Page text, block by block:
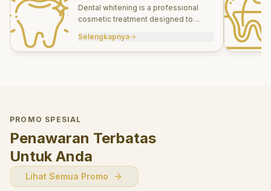
Dental whitening is a professional
cosmetic treatment designed to
effectively.
Selengkapnya
PROMO SPESIAL
Penawaran Terbatas
Untuk Anda
Lihat Semua Promo